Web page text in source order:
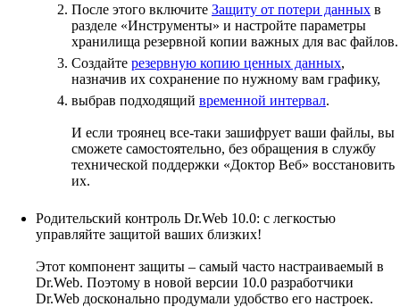
После этого включите Защиту от потери данных в
разделе «Инструменты» и настройте параметры
хранилища резервной копии важных для вас файлов.
Создайте резервную копию ценных данных,
назначив их сохранение по нужному вам графику,
выбрав подходящий временной интервал.
И если троянец все-таки зашифрует ваши файлы, вы
сможете самостоятельно, без обращения в службу
технической поддержки «Доктор Веб» восстановить
их.
Родительский контроль Dr.Web 10.0: с легкостью
управляйте защитой ваших близких!
Этот компонент защиты – самый часто настраиваемый в
Dr.Web. Поэтому в новой версии 10.0 разработчики
Dr.Web досконально продумали удобство его настроек.